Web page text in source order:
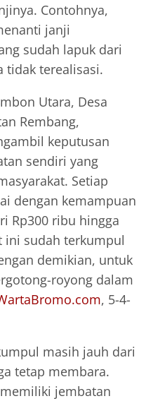
Contohnya,
janji
sudah lapuk dari
tidak terealisasi.
Utara, Desa
Rembang,
keputusan
sendiri yang
Setiap
dengan kemampuan
Rp300 ribu hingga
ini sudah terkumpul
demikian, untuk
royong dalam
, 5-4-
masih jauh dari
tetap membara.
jembatan